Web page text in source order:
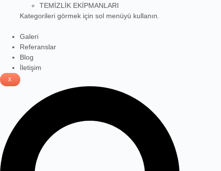
TEMİZLİK EKİPMANLARI
Kategorileri görmek için sol menüyü kullanın.
Galeri
Referanslar
Blog
İletişim
X